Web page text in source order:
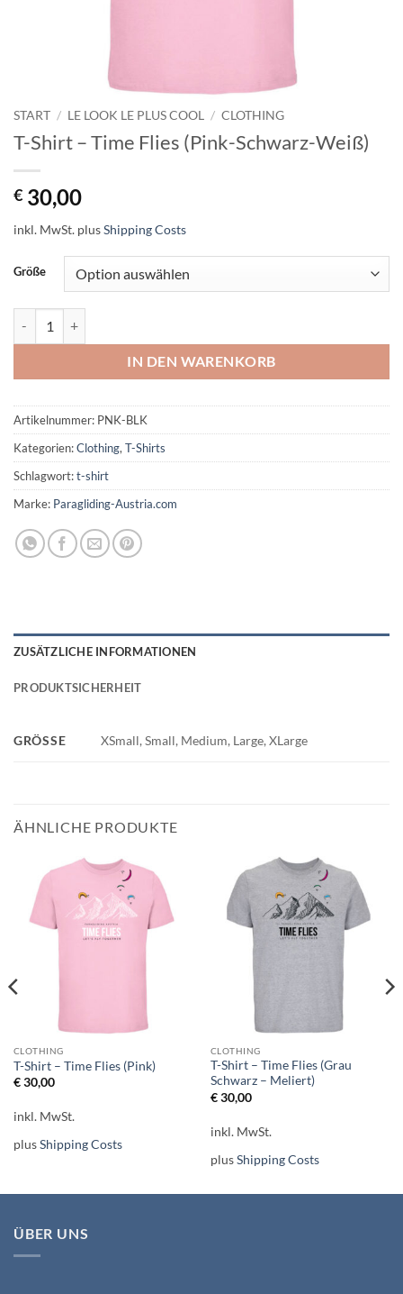
START / LE LOOK LE PLUS COOL / CLOTHING
T-Shirt – Time Flies (Pink-Schwarz-Weiß)
€ 30,00
inkl. MwSt. plusShipping Costs
Größe
IN DEN WARENKORB
Artikelnummer: PNK-BLK
Kategorien:Clothing, T-Shirts
Schlagwort:t-shirt
Marke: Paragliding-Austria.com
ZUSÄTZLICHE INFORMATIONEN
PRODUKTSICHERHEIT
GRÖSSE XSmall, Small, Medium, Large, XLarge
ÄHNLICHE PRODUKTE
CLOTHING
T-Shirt – Time Flies (Pink)
€30,00
inkl. MwSt.
plusShipping Costs
CLOTHING
T-Shirt – Time Flies (Grau
Schwarz – Meliert)
€30,00
inkl. MwSt.
plusShipping Costs
ÜBER UNS